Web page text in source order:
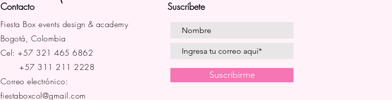
Contacto
Fiesta Box events design & academy
Bogotá, Colombia
Cel: +57 321 465 6862
+57 311 211 2228
Correo electrónico:
fiestaboxcol@gmail.com
Suscríbete
Suscribirme